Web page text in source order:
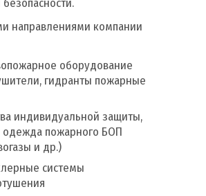
сигнализация и системы
пожаре
пожаротушения
и безопасность труда
и водопенное оборудование
направлениями компании
оборудование
гидранты пожарные
индивидуальной защиты,
одежда пожарного БОП
и др.)
системы